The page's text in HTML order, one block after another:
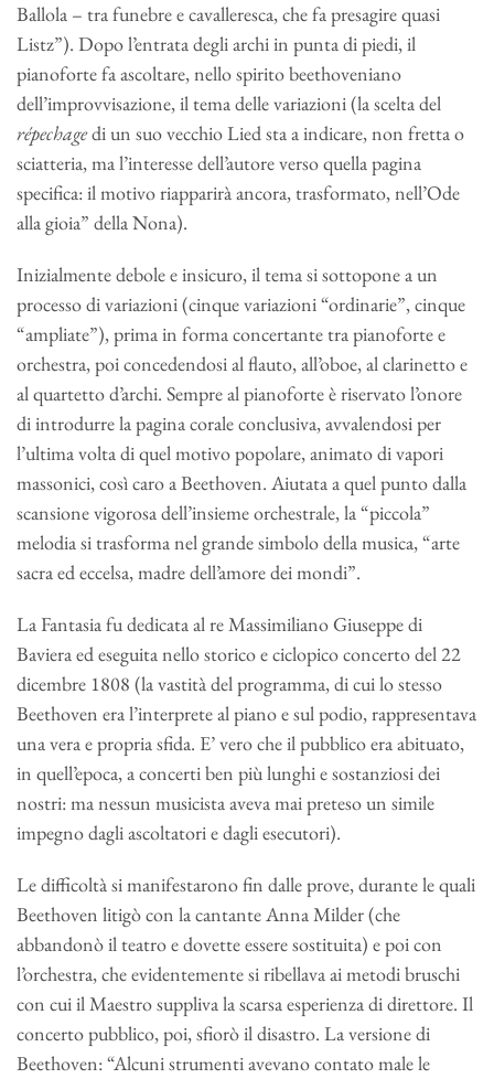
Ballola – tra funebre e cavalleresca, che fa presagire quasi
Listz”). Dopo l’entrata degli archi in punta di piedi, il
pianoforte fa ascoltare, nello spirito beethoveniano
dell’improvvisazione, il tema delle variazioni (la scelta del
répechagedi un suo vecchio Lied sta a indicare, non fretta o
sciatteria, ma l’interesse dell’autore verso quella pagina
specifica: il motivo riapparirà ancora, trasformato, nell’Ode
alla gioia” della Nona).
Inizialmente debole e insicuro, il tema si sottopone a un
processo di variazioni (cinque variazioni “ordinarie”, cinque
“ampliate”), prima in forma concertante tra pianoforte e
orchestra, poi concedendosi al flauto, all’oboe, al clarinetto e
al quartetto d’archi. Sempre al pianoforte è riservato l’onore
di introdurre la pagina corale conclusiva, avvalendosi per
l’ultima volta di quel motivo popolare, animato di vapori
massonici, così caro a Beethoven. Aiutata a quel punto dalla
scansione vigorosa dell’insieme orchestrale, la “piccola”
melodia si trasforma nel grande simbolo della musica, “arte
sacra ed eccelsa, madre dell’amore dei mondi”.
La Fantasia fu dedicata al re Massimiliano Giuseppe di
Baviera ed eseguita nello storico e ciclopico concerto del 22
dicembre 1808 (la vastità del programma, di cui lo stesso
Beethoven era l’interprete al piano e sul podio, rappresentava
una vera e propria sfida. E’ vero che il pubblico era abituato,
in quell’epoca, a concerti ben più lunghi e sostanziosi dei
nostri: ma nessun musicista aveva mai preteso un simile
impegno dagli ascoltatori e dagli esecutori).
Le difficoltà si manifestarono fin dalle prove, durante le quali
Beethoven litigò con la cantante Anna Milder (che
abbandonò il teatro e dovette essere sostituita) e poi con
l’orchestra, che evidentemente si ribellava ai metodi bruschi
con cui il Maestro suppliva la scarsa esperienza di direttore. Il
concerto pubblico, poi, sfiorò il disastro. La versione di
Beethoven: “Alcuni strumenti avevano contato male le